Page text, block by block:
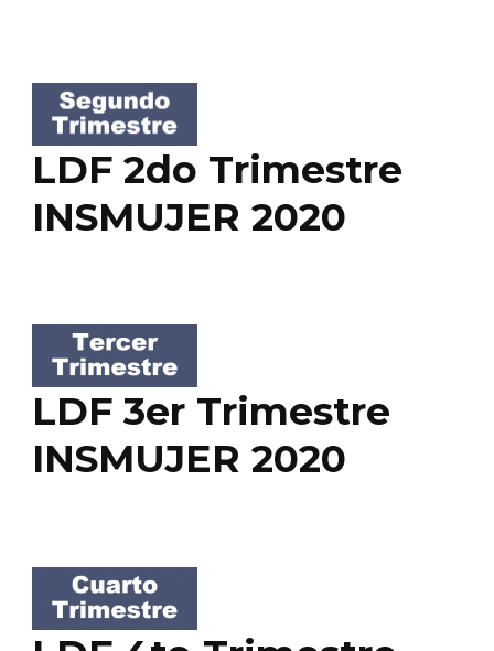
LDF 2do Trimestre
INSMUJER 2020
LDF 3er Trimestre
INSMUJER 2020